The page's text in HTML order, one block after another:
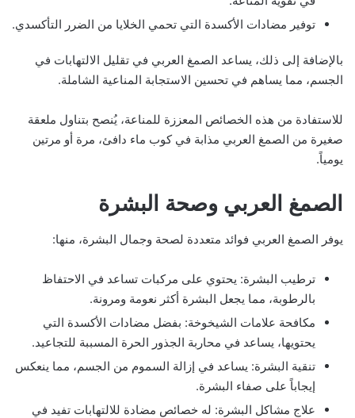
توفير مضادات الأكسدة التي تحمي الخلايا من الضرر التأكسدي.
بالإضافة إلى ذلك، يساعد الصمغ العربي في تقليل الالتهابات في
الجسم، مما يساهم في تحسين الاستجابة المناعية الشاملة.
للاستفادة من هذه الخصائص المعززة للمناعة، يُنصح بتناول ملعقة
صغيرة من الصمغ العربي مذابة في كوب ماء دافئ، مرة أو مرتين
يومياً.
الصمغ العربي وصحة البشرة
يوفر الصمغ العربي فوائد متعددة لصحة وجمال البشرة، منها:
ترطيب البشرة: يحتوي على مركبات تساعد في الاحتفاظ
بالرطوبة، مما يجعل البشرة أكثر نعومة ومرونة.
مكافحة علامات الشيخوخة: بفضل مضادات الأكسدة التي
يحتويها، يساعد في محاربة الجذور الحرة المسببة للتجاعيد.
تنقية البشرة: يساعد في إزالة السموم من الجسم، مما ينعكس
إيجاباً على صفاء البشرة.
علاج مشاكل البشرة: له خصائص مضادة للالتهابات تفيد في